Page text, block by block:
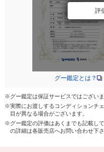
評
グー鑑定とは？
※グー鑑定は保証サービスではござい
※実際にお渡しするコンディションチ
目が異なる場合がございます。
※グー鑑定の評価はあくまでも記載し
の詳細は各販売店へお問い合わせ下さ